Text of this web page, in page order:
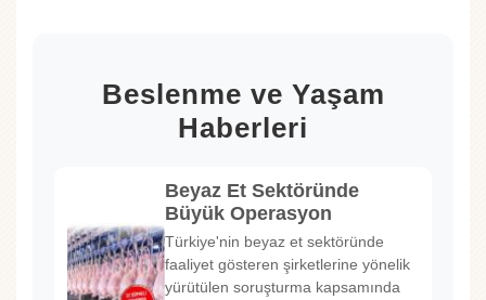
Beslenme ve Yaşam
Haberleri
Beyaz Et Sektöründe
Büyük Operasyon
Türkiye'nin beyaz et sektöründe
faaliyet gösteren şirketlerine yönelik
yürütülen soruşturma kapsamında